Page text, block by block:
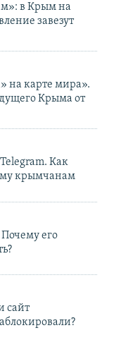
в Крым на
завезут
на карте мира».
Крыма от
Как
крымчанам
его
сайт